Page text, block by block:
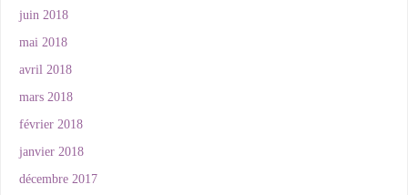
juin 2018
mai 2018
avril 2018
mars 2018
février 2018
janvier 2018
décembre 2017